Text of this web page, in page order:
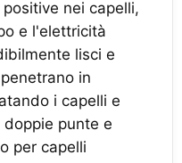
nei capelli,
e l'elettricità
lisci e
in
i capelli e
punte e
per capelli